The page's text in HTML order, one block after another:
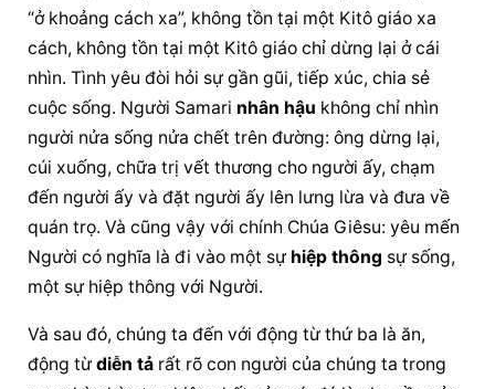
“ở khoảng cách xa”, không tồn tại một Kitô giáo xa
cách, không tồn tại một Kitô giáo chỉ dừng lại ở cái
nhìn. Tình yêu đòi hỏi sự gần gũi, tiếp xúc, chia sẻ
cuộc sống. Người Samari nhân hậu không chỉ nhìn
người nửa sống nửa chết trên đường: ông dừng lại,
cúi xuống, chữa trị vết thương cho người ấy, chạm
đến người ấy và đặt người ấy lên lưng lừa và đưa về
quán trọ. Và cũng vậy với chính Chúa Giêsu: yêu mến
Người có nghĩa là đi vào một sự hiệp thông sự sống,
một sự hiệp thông với Người.
Và sau đó, chúng ta đến với động từ thứ ba là ăn,
động từ diễn tả rất rõ con người của chúng ta trong